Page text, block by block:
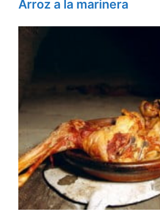
Arroz a la marinera